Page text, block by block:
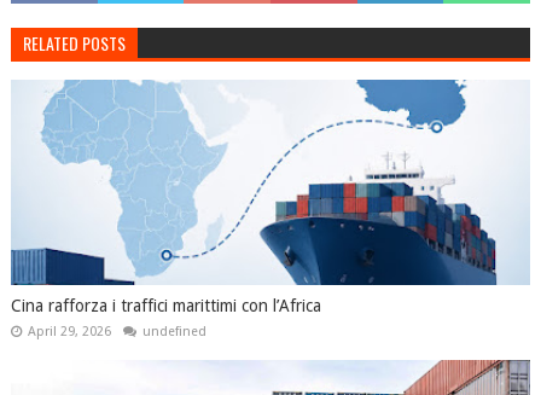
RELATED POSTS
Cina rafforza i traffici marittimi con l’Africa
April 29, 2026 undefined